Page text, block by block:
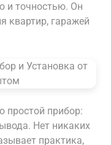
и точностью. Он
квартир, гаражей
простой прибор:
Нет никаких
практика,